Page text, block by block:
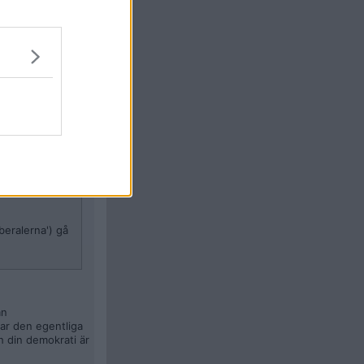
ska styra
att göra
gå
den egentliga
din demokrati är